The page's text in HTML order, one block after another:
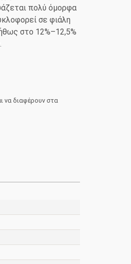
πολύ όμορφα
σε φιάλη
στο 12%–12,5%
να διαφέρουν στα